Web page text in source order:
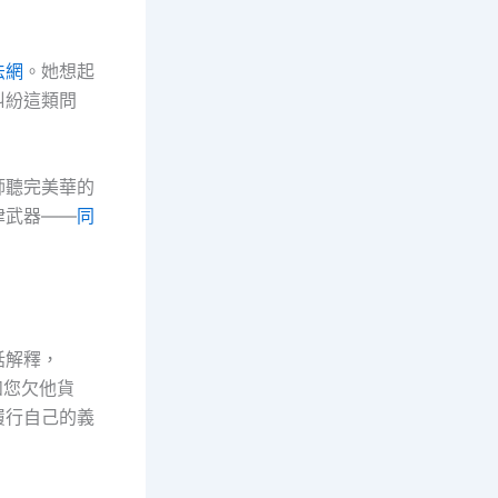
。她想起
這類問
完美華的
武器——同
釋，
欠他貨
自己的義